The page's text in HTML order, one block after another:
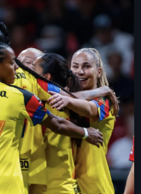
en el Real Madrid